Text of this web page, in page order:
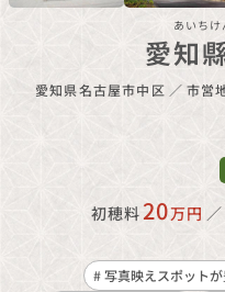
あいち
愛知
愛知県名古屋市中区 ／ 市営
初穂料 20万円 ／
# 写真映えスポット